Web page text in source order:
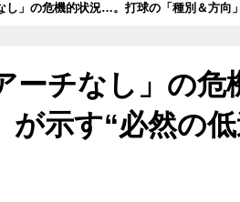
し」の危機的状況…。打球の「種別＆方向
ーチなし」の
が示す“必然の低